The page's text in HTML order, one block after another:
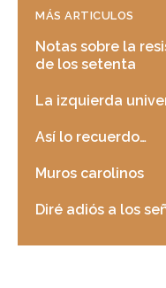
MÁS ARTICULOS
Notas sobre la
de los setenta
La izquierda
Así lo recuerdo…
Muros carolinos
Diré adiós a los